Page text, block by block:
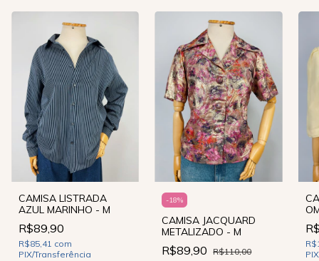
CAMISA LISTRADA
AZUL MARINHO - M
R$89,90
R$85,41 com
PIX/Transferência
-18%
CAMISA JACQUARD
METALIZADO - M
R$89,90
R$110,00